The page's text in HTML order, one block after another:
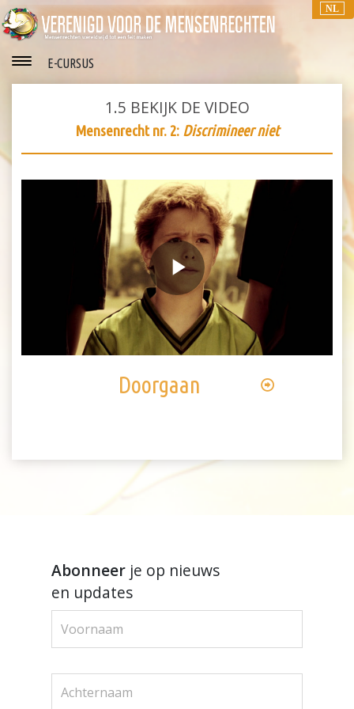
NL
E-CURSUS
1.5 BEKIJK DE VIDEO
Mensenrecht nr. 2: Discrimineer niet
Play
Video
Doorgaan
Abonneerje op nieuws
en updates